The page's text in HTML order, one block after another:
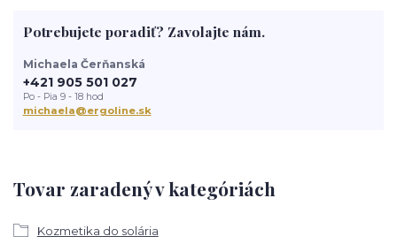
Tovar zaradený v kategóriách
Kozmetika do solária
Potrebujete poradiť? Zavolajte nám.
Michaela Čerňanská
+421 905 501 027
Po - Pia 9 - 18 hod
michaela@ergoline.sk